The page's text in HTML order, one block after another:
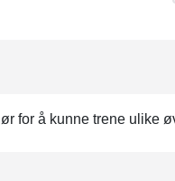
for å kunne trene ulike